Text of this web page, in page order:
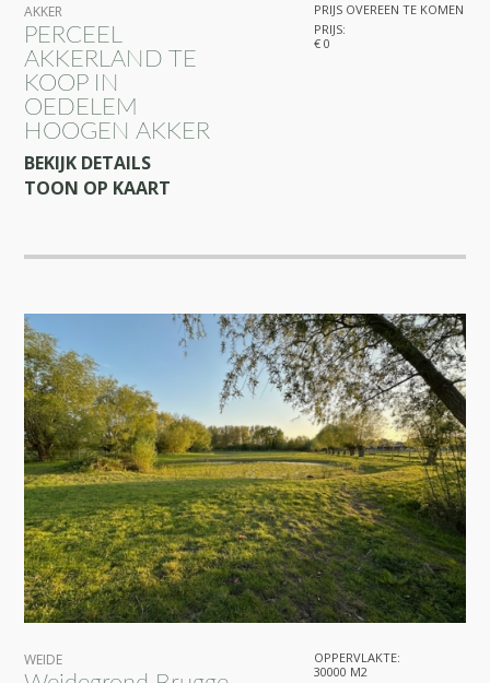
AKKER
PERCEEL
AKKERLAND TE
KOOP IN
OEDELEM
HOOGEN AKKER
BEKIJK DETAILS
TOON OP KAART
PRIJS OVEREEN TE KOMEN
PRIJS:
€ 0
WEIDE
OPPERVLAKTE:
30000 M2